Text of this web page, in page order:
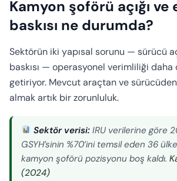
Kamyon şoförü açığı ve
baskısı ne durumda?
Sektörün iki yapısal sorunu — sürücü
baskısı — operasyonel verimliliği
getiriyor. Mevcut araçtan ve
almak artık bir zorunluluk.
Sektör verisi: IRU verilerine göre
GSYH’sinin %70’ini temsil eden 36
kamyon şoförü pozisyonu boş kaldı.
(2024)